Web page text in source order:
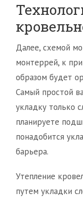
Далее, схемой
монтеррей, к
образом будет
Самый простой
укладку только
планируете
понадобится
барьера.
Утепление
путем укладки